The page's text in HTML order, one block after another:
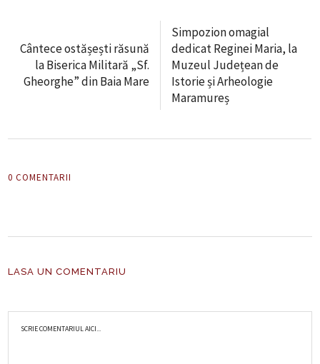
Cântece ostășești răsună
la Biserica Militară „Sf.
Gheorghe” din Baia Mare
Simpozion omagial
dedicat Reginei Maria, la
Muzeul Județean de
Istorie și Arheologie
Maramureș
0 COMENTARII
LASA UN COMENTARIU